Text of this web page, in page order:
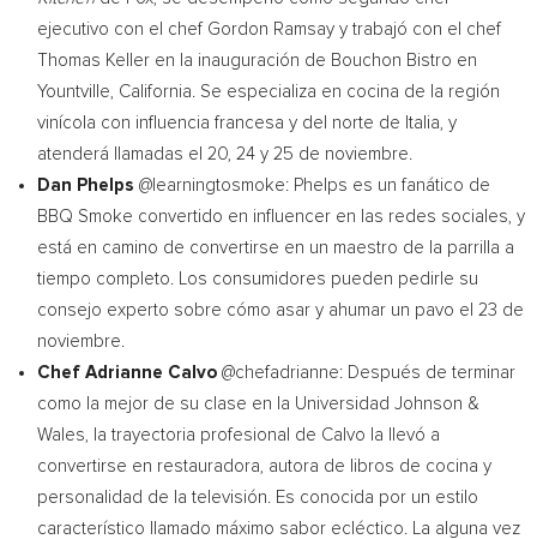
ejecutivo con el chef Gordon Ramsay y trabajó con el chef
Thomas Keller en la inauguración de Bouchon Bistro en
Yountville, California. Se especializa en cocina de la región
vinícola con influencia francesa y del norte de Italia, y
atenderá llamadas el 20, 24 y 25 de noviembre.
Dan Phelps @learningtosmoke: Phelps es un fanático de
BBQ Smoke convertido en influencer en las redes sociales, y
está en camino de convertirse en un maestro de la parrilla a
tiempo completo. Los consumidores pueden pedirle su
consejo experto sobre cómo asar y ahumar un pavo el 23 de
noviembre.
Chef Adrianne Calvo @chefadrianne: Después de terminar
como la mejor de su clase en la Universidad Johnson &
Wales, la trayectoria profesional de Calvo la llevó a
convertirse en restauradora, autora de libros de cocina y
personalidad de la televisión. Es conocida por un estilo
característico llamado máximo sabor ecléctico. La alguna vez